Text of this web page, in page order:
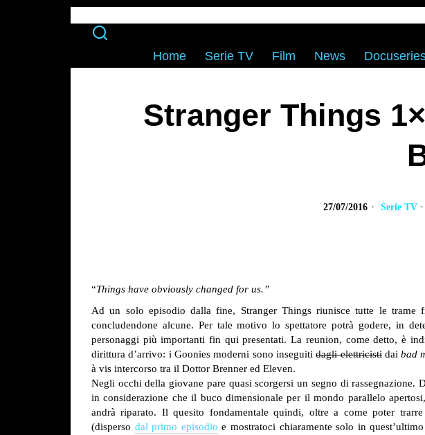
Home Serie TV Film News
Stranger Things
27/07/2016 Serie TV ·
“Things have obviously changed for us.”
Ad un solo episodio dalla fine, Stranger Things riunisce tutte le trame
concludendone alcune. Per tale motivo lo spettatore potrà godere, in
personaggi più importanti fin qui presentati. La reunion, come detto, è
dirittura d’arrivo: i Goonies moderni sono inseguitidagli elettricistidaibad
à vis intercorso tra il Dottor Brenner ed Eleven.
Negli occhi della giovane pare quasi scorgersi un segno di rassegnazione.
in considerazione che il buco dimensionale per il mondo parallelo
andrà riparato. Il quesito fondamentale quindi, oltre a come poter
(disperso dal primo episodio e mostratoci chiaramente solo in